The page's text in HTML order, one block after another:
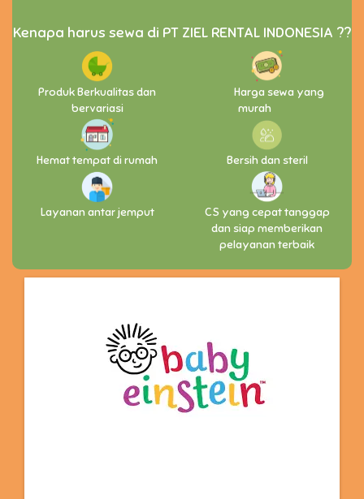
Kenapa harus sewa di PT ZIEL RENTAL INDONESIA ??
Produk Berkualitas dan
bervariasi
Harga sewa yang
murah
Hemat tempat di rumah Bersih dan steril
Layanan antar jemput
CS yang cepat tanggap
dan siap memberikan
pelayanan terbaik